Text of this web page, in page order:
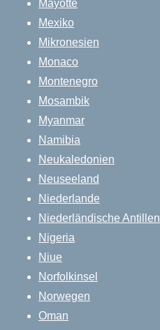
Mayotte
Mexiko
Mikronesien
Monaco
Montenegro
Mosambik
Myanmar
Namibia
Neukaledonien
Neuseeland
Niederlande
Niederländische Antillen
Nigeria
Niue
Norfolkinsel
Norwegen
Oman